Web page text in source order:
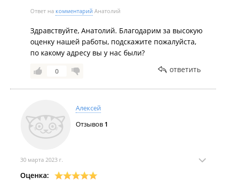
Ответ на комментарий Анатолий
Здравствуйте, Анатолий. Благодарим за высокую
оценку нашей работы, подскажите пожалуйста,
по какому адресу вы у нас были?
0 ответить
Алексей
Отзывов 1
30 марта 2023 г.
Оценка: